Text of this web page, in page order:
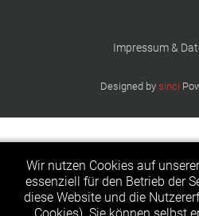
Impressum &
Designed by sinci
Wir nutzen Cookies auf
essenziell für den Betrieb der
diese Website und die